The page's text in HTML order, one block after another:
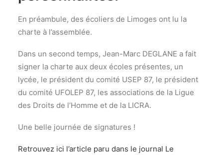
En préambule, des écoliers de Limoges ont lu la
charte à l’assemblée.
Dans un second temps, Jean-Marc DEGLANE a fait
signer la charte aux deux écoles présentes, un
lycée, le président du comité USEP 87, le président
du comité UFOLEP 87, les associations de la Ligue
des Droits de l’Homme et de la LICRA.
Une belle journée de signatures !
Retrouvez ici l’article paru dans le journal Le